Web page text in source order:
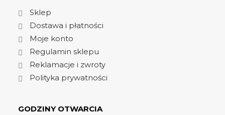
Sklep
Dostawa i płatności
Moje konto
Regulamin sklepu
Reklamacje i zwroty
Polityka prywatności
GODZINY OTWARCIA